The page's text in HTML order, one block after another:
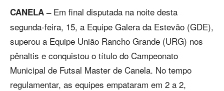
CANELA –Em final disputada na noite desta
segunda-feira, 15, a Equipe Galera da Estevão (GDE),
superou a Equipe União Rancho Grande (URG) nos
pênaltis e conquistou o título do Campeonato
Municipal de Futsal Master de Canela. No tempo
regulamentar, as equipes empataram em 2 a 2,